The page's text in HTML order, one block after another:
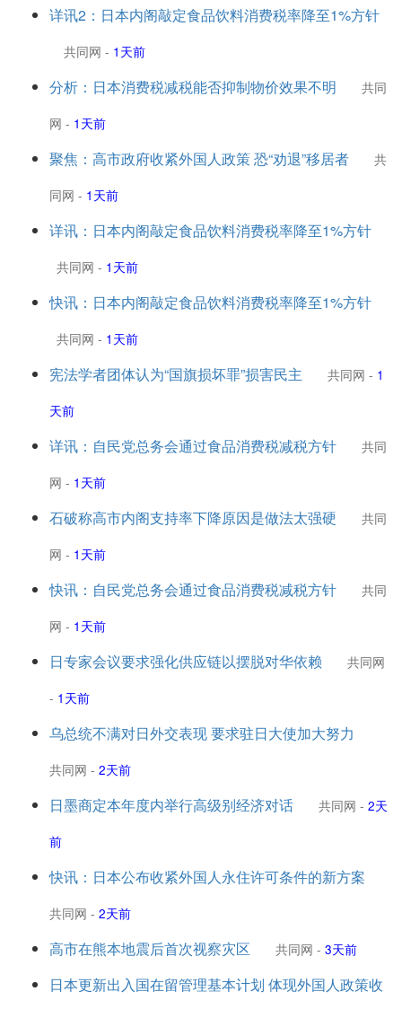
详讯2：日本内阁敲定食品饮料消费税率降至1%方针
共同网 - 1天前
分析：日本消费税减税能否抑制物价效果不明
共同
网 - 1天前
聚焦：高市政府收紧外国人政策 恐“劝退”移居者
共
同网 - 1天前
详讯：日本内阁敲定食品饮料消费税率降至1%方针
共同网 - 1天前
快讯：日本内阁敲定食品饮料消费税率降至1%方针
共同网 - 1天前
宪法学者团体认为“国旗损坏罪”损害民主 共同网 - 1
天前
详讯：自民党总务会通过食品消费税减税方针
共同
网 - 1天前
石破称高市内阁支持率下降原因是做法太强硬
共同
网 - 1天前
快讯：自民党总务会通过食品消费税减税方针
共同
网 - 1天前
日专家会议要求强化供应链以摆脱对华依赖
共同网
- 1天前
乌总统不满对日外交表现 要求驻日大使加大努力
共同网 - 2天前
日墨商定本年度内举行高级别经济对话 共同网 - 2天
前
快讯：日本公布收紧外国人永住许可条件的新方案
共同网 - 2天前
高市在熊本地震后首次视察灾区 共同网 - 3天前
日本更新出入国在留管理基本计划 体现外国人政策收